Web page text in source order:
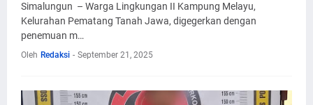
Simalungun – Warga Lingkungan II Kampung Melayu,
Kelurahan Pematang Tanah Jawa, digegerkan dengan
penemuan m…
Oleh Redaksi - September 21, 2025